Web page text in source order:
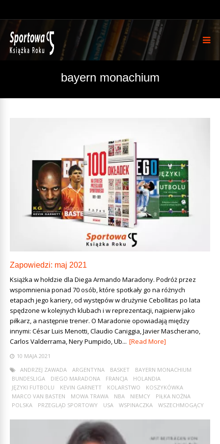
bayern monachium
Zapowiedzi: maj 2021
Książka w hołdzie dla Diega Armando Maradony. Podróż przez
wspomnienia ponad 70 osób, które spotkały go na różnych
etapach jego kariery, od występów w drużynie Cebollitas po lata
spędzone w kolejnych klubach i w reprezentacji, najpierw jako
piłkarz, a następnie trener. O Maradonie opowiadają między
innymi: César Luis Menotti, Claudio Caniggia, Javier Mascherano,
Carlos Valderrama, Nery Pumpido, Ub... [Read More]
10 MAJA 2021
ANDRZEJ ZAWADA
ARGENTYNA BASKET
BAYERN MONACHIUM
BUNDESLIGA
DIEGO MARADONA FRANCJA
HOLANDIA
JĘZYKI FUTBOLU
KEVIN GARNETT KOLARSTWO
KOSZYKÓWKA
MARCO VAN BASTEN
MOWA TRAWA NBA NIEMCY
PIŁKA NOŻNA
POLSKA
PRZEGLĄD SPORTOWY USA WSPINACZKA WSZECHMOGĄCY